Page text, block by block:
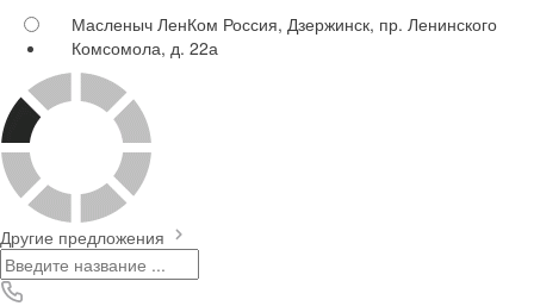
Масленыч ЛенКом Россия, Дзержинск, пр. Ленинского
Комсомола, д. 22а
Другие предложения